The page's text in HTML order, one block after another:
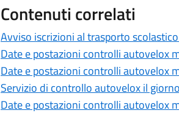
Contenuti correlati
Avviso iscrizioni al trasporto
Date e postazioni controlli autovelox
Date e postazioni controlli autovelox
Servizio di controllo autovelox il
Date e postazioni controlli autovelox